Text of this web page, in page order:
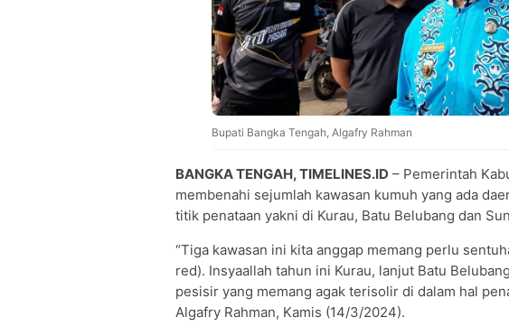
Bupati Bangka Tengah, Algafry Rahman
BANGKA TENGAH, TIMELINES.ID – Pemerintah
membenahi sejumlah kawasan kumuh yang ada
titik penataan yakni di Kurau, Batu Belubang dan
“Tiga kawasan ini kita anggap memang perlu
red). Insyaallah tahun ini Kurau, lanjut Batu
pesisir yang memang agak terisolir di dalam hal
Algafry Rahman, Kamis (14/3/2024).